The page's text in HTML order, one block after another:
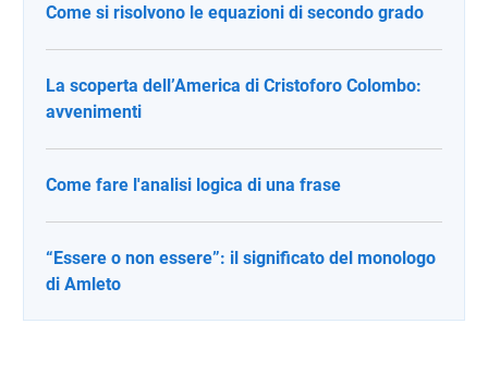
Come si risolvono le equazioni di secondo grado
La scoperta dell’America di Cristoforo Colombo:
avvenimenti
Come fare l'analisi logica di una frase
“Essere o non essere”: il significato del monologo
di Amleto